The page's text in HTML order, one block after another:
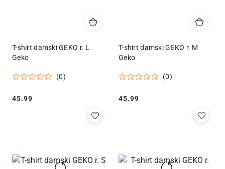
T-shirt damski GEKO r. L
Geko
(0)
Cena:
45.99
T-shirt damski GEKO r. M
Geko
(0)
Cena:
45.99